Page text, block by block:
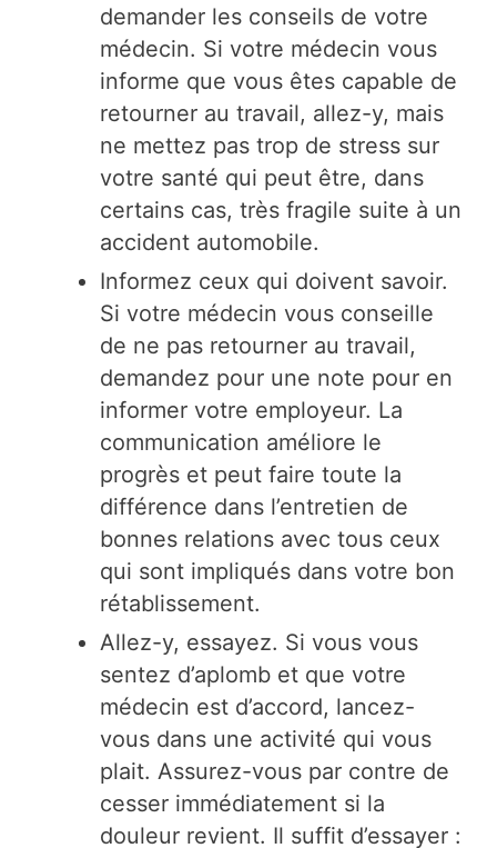
demander les conseils de votre
médecin. Si votre médecin vous
informe que vous êtes capable de
retourner au travail, allez-y, mais
ne mettez pas trop de stress sur
votre santé qui peut être, dans
certains cas, très fragile suite à un
accident automobile.
Informez ceux qui doivent savoir.
Si votre médecin vous conseille
de ne pas retourner au travail,
demandez pour une note pour en
informer votre employeur. La
communication améliore le
progrès et peut faire toute la
différence dans l’entretien de
bonnes relations avec tous ceux
qui sont impliqués dans votre bon
rétablissement.
Allez-y, essayez. Si vous vous
sentez d’aplomb et que votre
médecin est d’accord, lancez-
vous dans une activité qui vous
plait. Assurez-vous par contre de
cesser immédiatement si la
douleur revient. Il suffit d’essayer :